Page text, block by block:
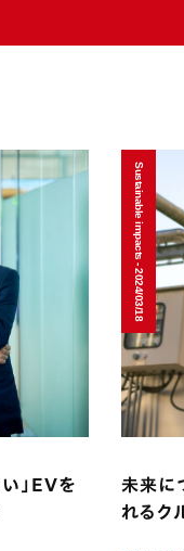
」EVを
Sustainable impacts - 2024/03/18
未来に
れるク